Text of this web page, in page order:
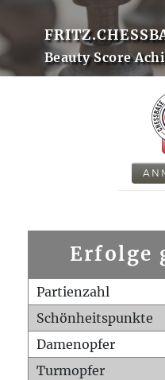
Beauty Score
Erfolge
Partienzahl
Schönheitspunkte
Damenopfer
Turmopfer